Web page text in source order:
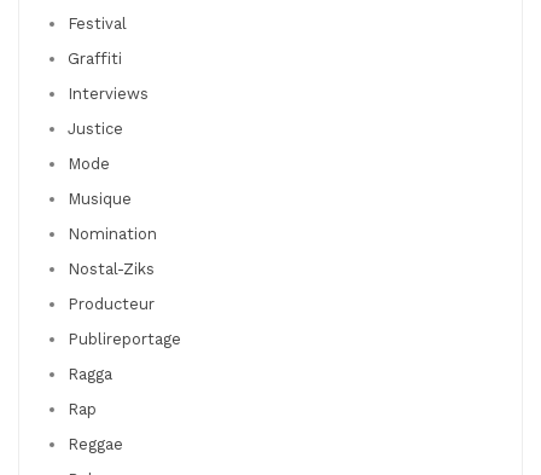
Festival
Graffiti
Interviews
Justice
Mode
Musique
Nomination
Nostal-Ziks
Producteur
Publireportage
Ragga
Rap
Reggae